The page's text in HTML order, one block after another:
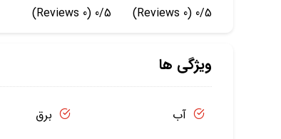
0/5
(0 Reviews)
0/5
(0 Reviews)
ویژگی ها
آب برق